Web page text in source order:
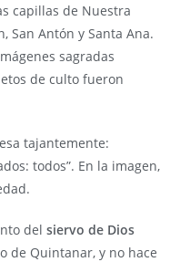
capillas de Nuestra
San Antón y Santa Ana.
sagradas
de culto fueron
tajantemente:
todos”. En la imagen,
del siervo de Dios
de Quintanar, y no hace